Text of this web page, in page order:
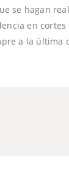
se hagan
en
a la última